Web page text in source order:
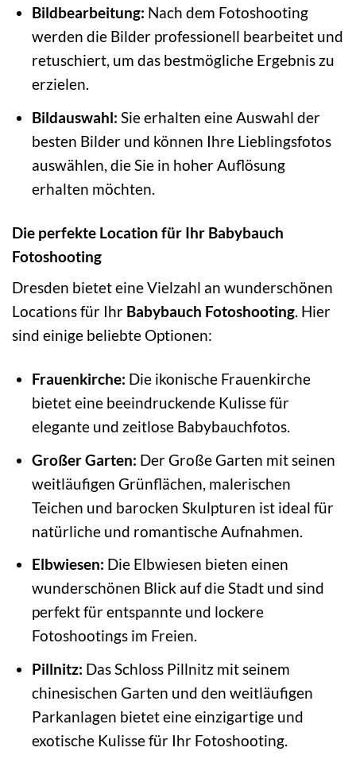
Bildbearbeitung: Nach dem Fotoshooting
werden die Bilder professionell bearbeitet und
retuschiert, um das bestmögliche Ergebnis zu
erzielen.
Bildauswahl: Sie erhalten eine Auswahl der
besten Bilder und können Ihre Lieblingsfotos
auswählen, die Sie in hoher Auflösung
erhalten möchten.
Die perfekte Location für Ihr Babybauch
Fotoshooting
Dresden bietet eine Vielzahl an wunderschönen
Locations für Ihr Babybauch Fotoshooting. Hier
sind einige beliebte Optionen:
Frauenkirche: Die ikonische Frauenkirche
bietet eine beeindruckende Kulisse für
elegante und zeitlose Babybauchfotos.
Großer Garten: Der Große Garten mit seinen
weitläufigen Grünflächen, malerischen
Teichen und barocken Skulpturen ist ideal für
natürliche und romantische Aufnahmen.
Elbwiesen: Die Elbwiesen bieten einen
wunderschönen Blick auf die Stadt und sind
perfekt für entspannte und lockere
Fotoshootings im Freien.
Pillnitz: Das Schloss Pillnitz mit seinem
chinesischen Garten und den weitläufigen
Parkanlagen bietet eine einzigartige und
exotische Kulisse für Ihr Fotoshooting.